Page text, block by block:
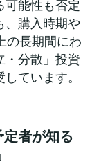
可能性も否定
、購入時期や
の長期間にわ
・分散」投資
ています。
定者が知る